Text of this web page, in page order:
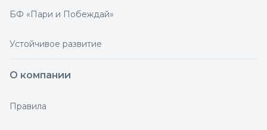
БФ «Пари и Побеждай»
Устойчивое развитие
О компании
Правила